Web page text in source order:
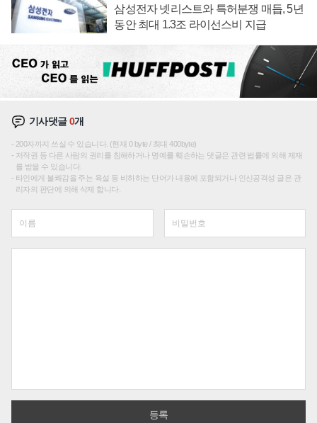
삼성전자 넷리스트와 특허분쟁 매듭, 5년
동안 최대 1.3조 라이선스비 지급
기사댓글0개
200자까지 쓰실 수 있습니다. (현재 0 byte / 최대 400byte)
저작권 등 다른 사람의 권리를 침해하거나 명예를 훼손하는 댓글은 관련 법률에 의해 제재
를 받을 수 있습니다.
타인에게 불쾌감을 주는 욕설 등 비하하는 단어가 내용에 포함되거나 인신공격성 글은 관
리자의 판단에 의해 삭제 합니다.